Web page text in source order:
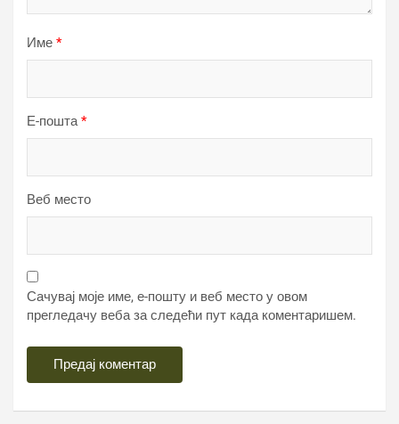
Име *
Е-пошта*
Веб место
Сачувај моје име, е-пошту и веб место у овом
прегледачу веба за следећи пут када коментаришем.